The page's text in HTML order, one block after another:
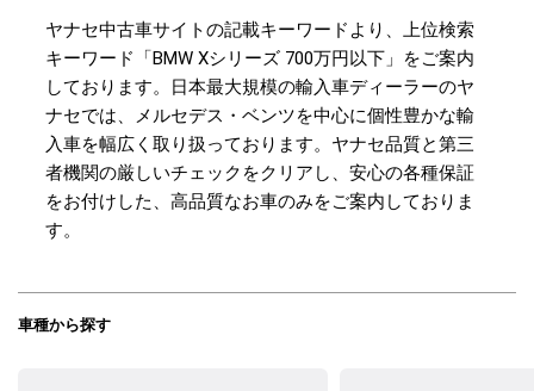
ヤナセ中古車サイトの記載キーワードより、上位検索
キーワード「BMW Xシリーズ 700万円以下」をご案内
しております。日本最大規模の輸入車ディーラーのヤ
ナセでは、メルセデス・ベンツを中心に個性豊かな輸
入車を幅広く取り扱っております。ヤナセ品質と第三
者機関の厳しいチェックをクリアし、安心の各種保証
をお付けした、高品質なお車のみをご案内しておりま
す。
車種から探す